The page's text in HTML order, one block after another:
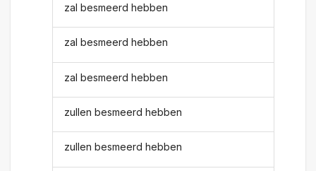
zal besmeerd hebben
zal besmeerd hebben
zal besmeerd hebben
zullen besmeerd hebben
zullen besmeerd hebben